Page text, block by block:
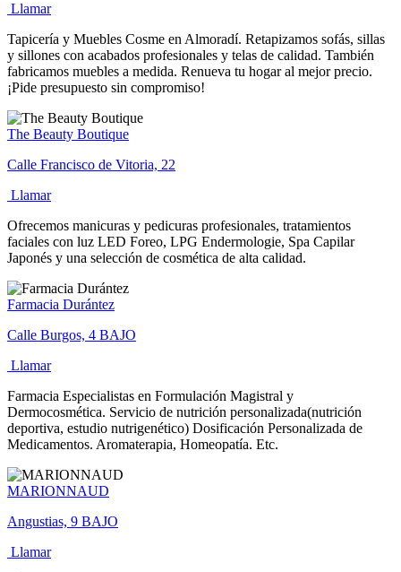
Llamar
Tapicería y Muebles Cosme en Almoradí. Retapizamos sofás, sillas
y sillones con acabados profesionales y telas de calidad. También
fabricamos muebles a medida. Renueva tu hogar al mejor precio.
¡Pide presupuesto sin compromiso!
The Beauty Boutique
Calle Francisco de Vitoria, 22
Llamar
Ofrecemos manicuras y pedicuras profesionales, tratamientos
faciales con luz LED Foreo, LPG Endermologie, Spa Capilar
Japonés y una selección de cosmética de alta calidad.
Farmacia Durántez
Calle Burgos, 4 BAJO
Llamar
Farmacia Especialistas en Formulación Magistral y
Dermocosmética. Servicio de nutrición personalizada(nutrición
deportiva, estudio nutrigenético) Dosificación Personalizada de
Medicamentos. Aromaterapia, Homeopatía. Etc.
MARIONNAUD
Angustias, 9 BAJO
Llamar